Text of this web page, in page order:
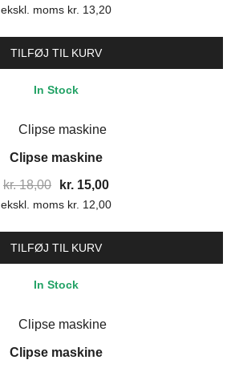
oprindelige
var:
kr. 19,80.
aktuelle
kr. 16,50.
ekskl. moms kr. 13,20
TILFØJ TIL KURV
In Stock
Clipse maskine
kr.18,00
Den
oprindelige
var:
kr. 18,00.
kr. 15,00Den
aktuelle
kr. 15,00.
ekskl. moms kr. 12,00
TILFØJ TIL KURV
In Stock
Clipse maskine